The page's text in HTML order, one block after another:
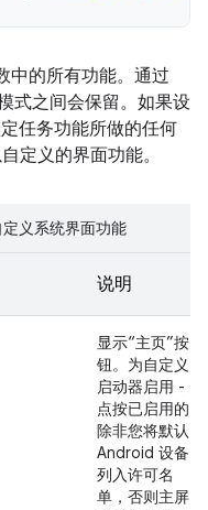
中的所有功能。通过
式之间会保留。如果设
任务功能所做的任何
定义的界面功能。
义系统界面功能
说明
显示“主页”按
钮。为自定义
启动器启用 -
点按已启用的
除非您将默认
Android 设备
列入许可名
单，否则主屏